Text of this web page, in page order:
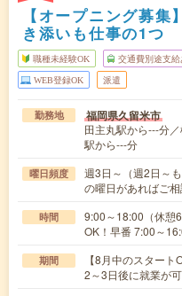
【オープニング募
き添いも仕事の1つ
職種未経験OK 交通費別途支給
WEB登録OK 派遣
勤務地 福岡県久留米市
田主丸駅から---分
駅から---分
曜日頻度
週3日～（週2日～
の曜日があればご相
時間
9:00～18:00（休憩
OK！早番 7:00～
期間
【8月中のスター
2～3日後に就業が可